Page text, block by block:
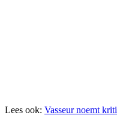
Lees ook: Vasseur noemt